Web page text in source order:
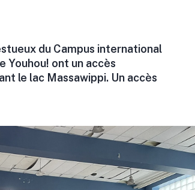
du Campus international
Youhou! ont un accès
le lac Massawippi. Un accès